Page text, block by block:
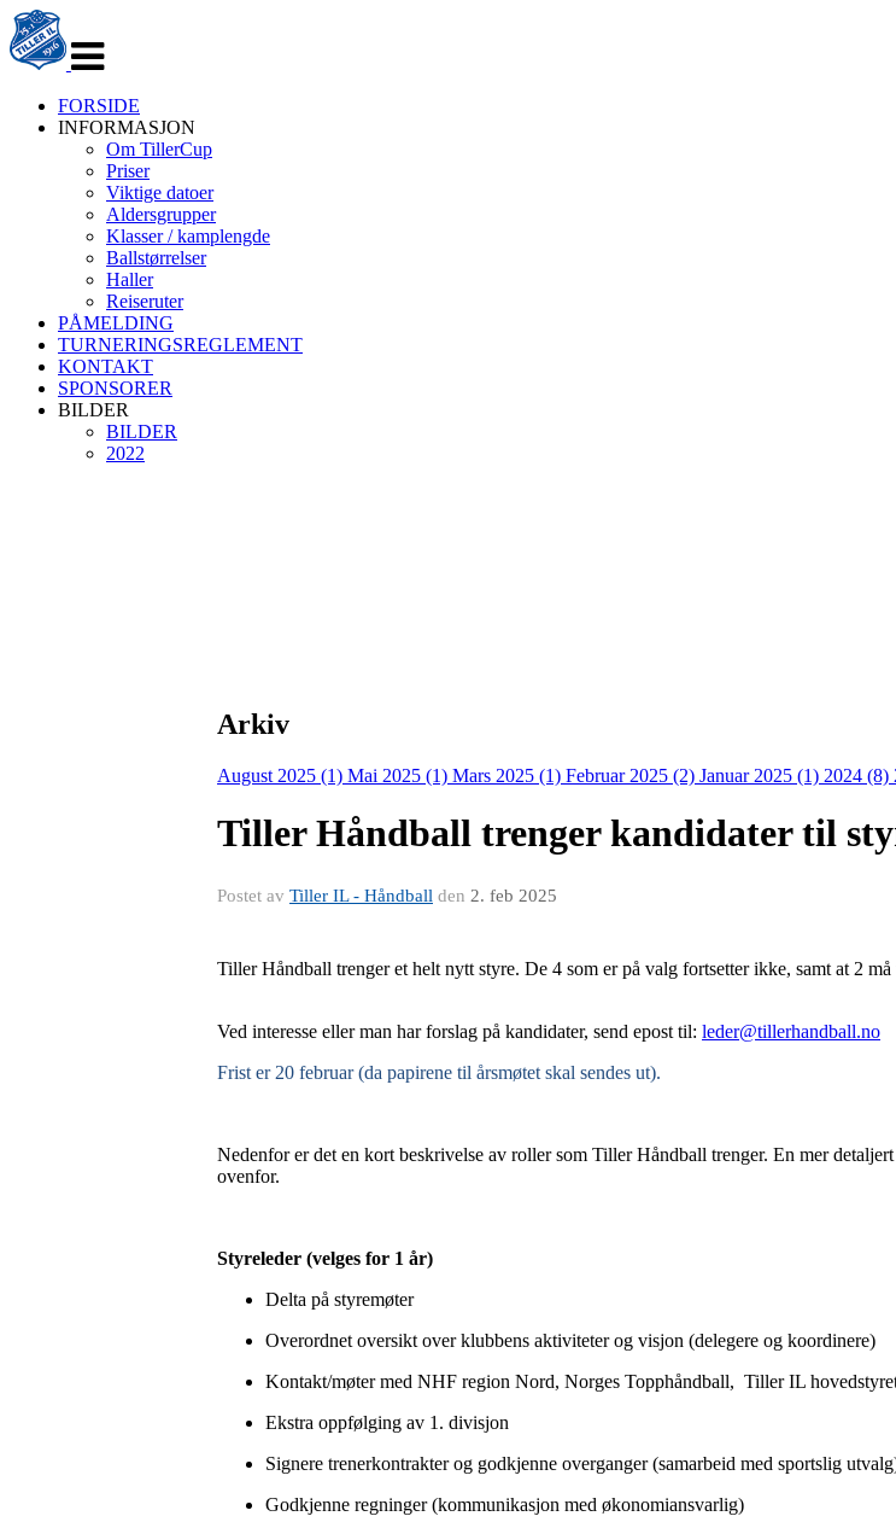
navigasjon
FORSIDE
INFORMASJON
Om TillerCup
Priser
Viktige datoer
Aldersgrupper
Klasser / kamplengde
Ballstørrelser
Haller
Reiseruter
PÅMELDING
TURNERINGSREGLEMENT
KONTAKT
SPONSORER
BILDER
BILDER
2022
Arkiv
August 2025 (1) Mai 2025 (1) Mars 2025 (1) Februar 2025 (2) Januar 2025 (1) 2024 (8)
Tiller Håndball trenger kandidater til
Postet av Tiller IL - Håndball den 2. feb 2025
Tiller Håndball trenger et helt nytt styre. De 4 som er på valg fortsetter ikke, samt at 2
Ved interesse eller man har forslag på kandidater, send epost til: leder@tillerhandball.no
Frist er 20 februar (da papirene til årsmøtet skal sendes ut).
Nedenfor er det en kort beskrivelse av roller som Tiller Håndball trenger. En mer
ovenfor.
Styreleder (velges for 1 år)
Delta på styremøter
Overordnet oversikt over klubbens aktiviteter og visjon (delegere og koordinere)
Kontakt/møter med NHF region Nord, Norges Topphåndball, Tiller IL
Ekstra oppfølging av 1. divisjon
Signere trenerkontrakter og godkjenne overganger (samarbeid med sportslig
Godkjenne regninger (kommunikasjon med økonomiansvarlig)